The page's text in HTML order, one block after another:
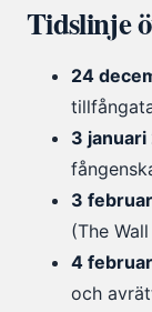
Tidslinje
24
3 januari
3
(The
4
och